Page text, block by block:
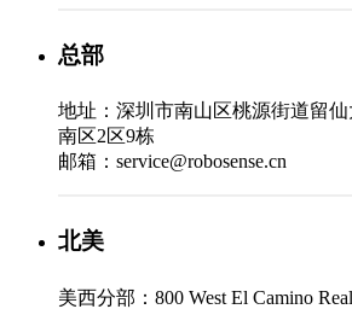
总部
地址：深圳市南山区桃源街道留
南区2区9栋
邮箱：service@robosense.cn
北美
美西分部：800 West El Camino